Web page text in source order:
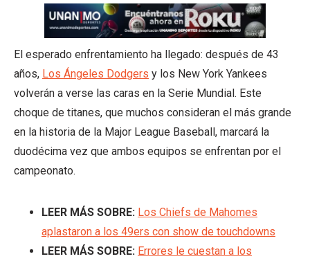
El esperado enfrentamiento ha llegado: después de 43
años, Los Ángeles Dodgers y los New York Yankees
volverán a verse las caras en la Serie Mundial. Este
choque de titanes, que muchos consideran el más grande
en la historia de la Major League Baseball, marcará la
duodécima vez que ambos equipos se enfrentan por el
campeonato.
LEER MÁS SOBRE: Los Chiefs de Mahomes
aplastaron a los 49ers con show de touchdowns
LEER MÁS SOBRE: Errores le cuestan a los